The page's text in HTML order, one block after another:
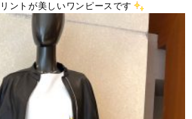
ントが美しいワンピースです